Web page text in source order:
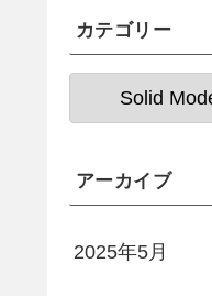
カテゴリー
アーカイブ
2025年5月